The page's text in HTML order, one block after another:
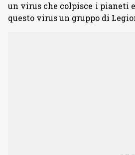
un virus che colpisce i pianeti
questo virus un gruppo di